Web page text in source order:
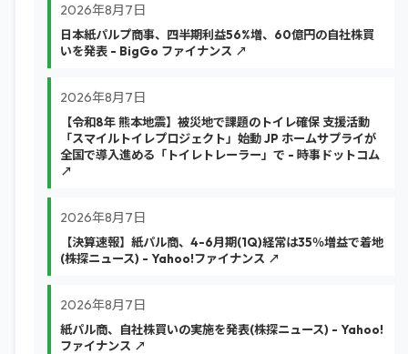
2026年8月7日
日本紙パルプ商事、四半期利益56%増、60億円の自社株買
いを発表 - BigGo ファイナンス ↗
2026年8月7日
【令和8年 熊本地震】被災地で課題のトイレ確保 支援活動
「スマイルトイレプロジェクト」始動 JP ホームサプライが
全国で導入進める「トイレトレーラー」で - 時事ドットコム
↗
2026年8月7日
【決算速報】紙パル商、4-6月期(1Q)経常は35％増益で着地
(株探ニュース) - Yahoo!ファイナンス ↗
2026年8月7日
紙パル商、自社株買いの実施を発表(株探ニュース) - Yahoo!
ファイナンス ↗